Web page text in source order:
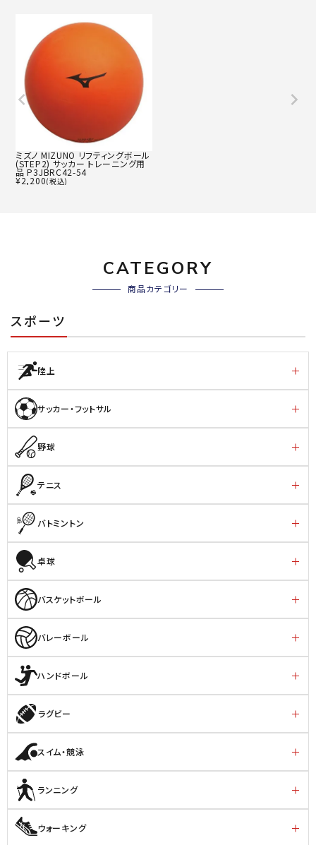
ミズノ MIZUNO リフティングボール
(STEP2) サッカー トレーニング用
品 P3JBRC42-54
¥2,200(税込)
CATEGORY
商品カテゴリー
スポーツ
陸上
サッカー・フットサル
野球
テニス
バトミントン
卓球
バスケットボール
バレーボール
ハンドボール
ラグビー
スイム・競泳
ランニング
ウォーキング